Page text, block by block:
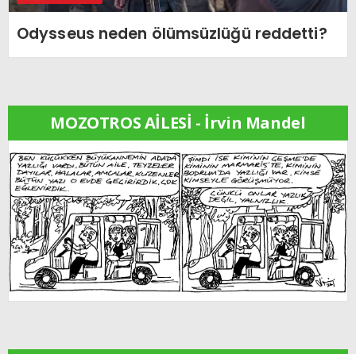
Odysseus neden ölümsüzlüğü reddetti?
MOZOTROS AİLESİ - İrvin Mandel